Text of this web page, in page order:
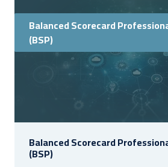
Balanced Scorecard
(BSP)
Balanced Scorecard
(BSP)